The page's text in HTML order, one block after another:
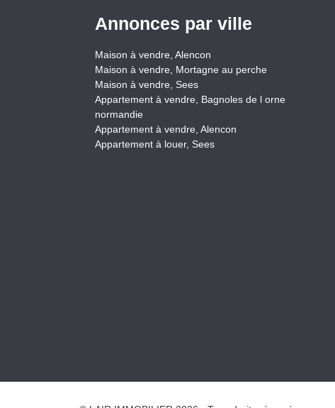
Annonces par ville
Maison à vendre, Alencon
Maison à vendre, Mortagne au perche
Maison à vendre, Sees
Appartement à vendre, Bagnoles de l orne
normandie
Appartement à vendre, Alencon
Appartement à louer, Sees